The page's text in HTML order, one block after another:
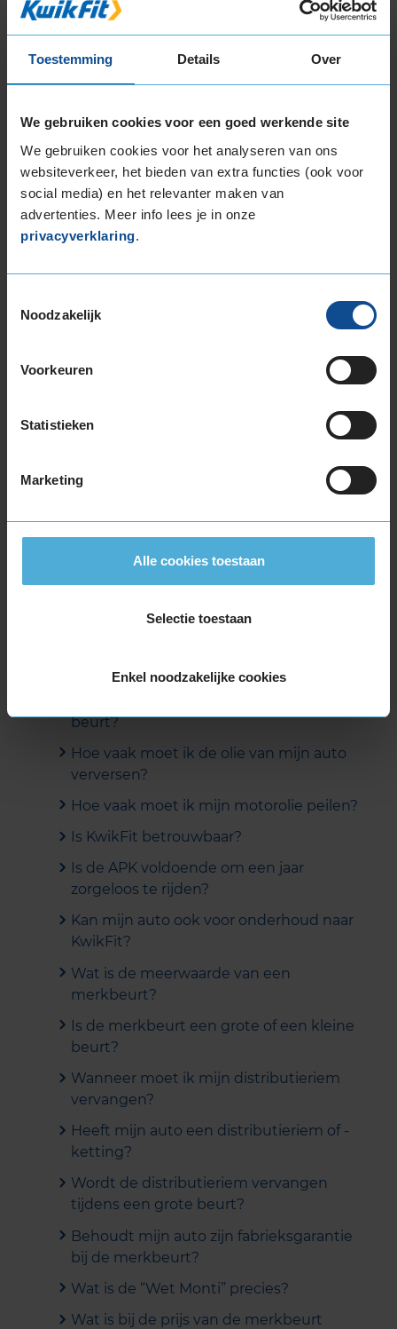
Toestemming Details Over
We gebruiken cookies voor een goed werkende site
We gebruiken cookies voor het analyseren van ons
websiteverkeer, het bieden van extra functies (ook voor
social media) en het relevanter maken van
advertenties. Meer info lees je in onze
privacyverklaring.
Noodzakelijk
Voorkeuren
Statistieken
Marketing
Alle cookies toestaan
Selectie toestaan
Enkel noodzakelijke cookies
maken.
Wij werken met kwaliteitsonderdelen voor de
beste prijs.
soorten en merken autobanden in
Leeuwarden,APK-keuring in Leeuwardenen voor
jeaircoservice in Leeuwarden.
Waarom heeft mijn auto een
6.000 kilometer per jaar.
beurt?
Hoe vaak moet ik de olie van mijn auto
verversen?
Hoe vaak moet ik mijn motorolie peilen?
Is KwikFit betrouwbaar?
Is de APK voldoende om een jaar
zorgeloos te rijden?
Kan mijn auto ook voor onderhoud naar
KwikFit?
Wat is de meerwaarde van een
merkbeurt?
Is de merkbeurt een grote of een kleine
beurt?
Wanneer moet ik mijn distributieriem
vervangen?
Heeft mijn auto een distributieriem of -
ketting?
Wordt de distributieriem vervangen
tijdens een grote beurt?
Behoudt mijn auto zijn fabrieksgarantie
bij de merkbeurt?
Wat is de “Wet Monti” precies?
Wat is bij de prijs van de merkbeurt